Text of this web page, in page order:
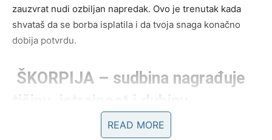
zauzvrat nudi ozbiljan napredak. Ovo je trenutak kada
shvataš da se borba isplatila i da tvoja snaga konačno
dobija potvrdu.
ŠKORPIJA – sudbina nagrađuje
Škorpija je znak koji je prošao kroz mnogo toga, često u
READ MORE